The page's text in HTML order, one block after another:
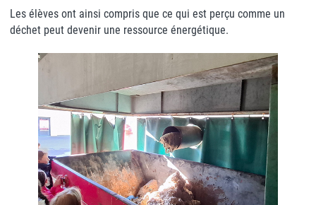
Les élèves ont ainsi compris que ce qui est perçu comme un
déchet peut devenir une ressource énergétique.